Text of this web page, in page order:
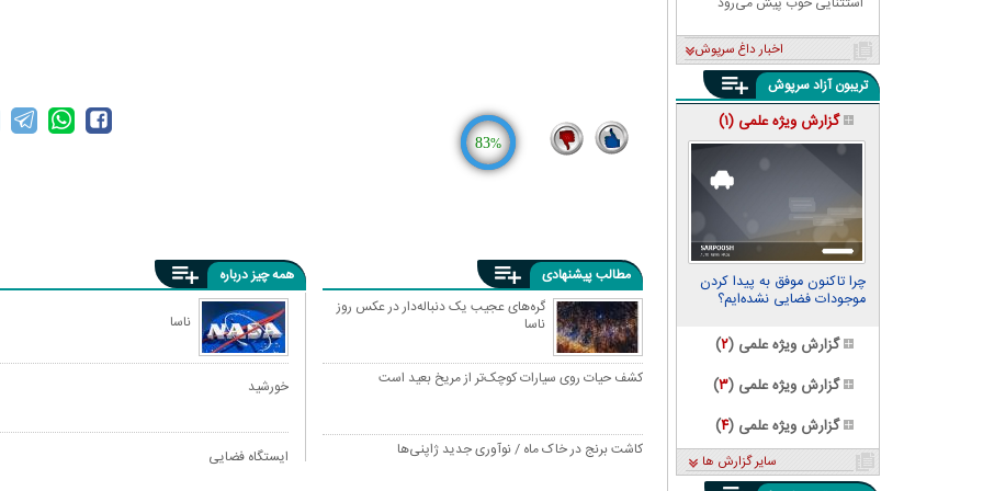
83%
مطالب پیشنهادی
گره‌های عجیب یک دنباله‌دار در عکس روز
ناسا
کشف حیات روی سیارات کوچک‌تر از مریخ بعید است
کاشت برنج در خاک ماه / نوآوری جدید ژاپنی‌ها
همه چیز درباره
ناسا
خورشید
ایستگاه فضایی
اخبار داغ سرپوش
تریبون آزاد سرپوش
گزارش ویژه علمی (۱)
چرا تاکنون موفق به پیدا کردن
موجودات فضایی نشده‌ایم؟
گزارش ویژه علمی (۲)
گزارش ویژه علمی (۳)
گزارش ویژه علمی (۴)
سایر گزارش ها